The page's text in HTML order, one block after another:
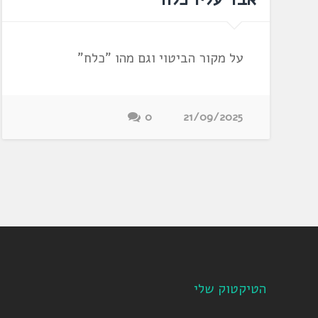
על מקור הביטוי וגם מהו "כלח"
21/09/2025
0
הטיקטוק שלי